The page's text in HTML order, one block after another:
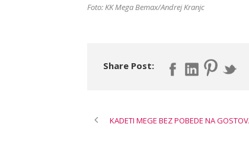
Foto: KK Mega Bemax/Andrej Kranjc
Share Post:
KADETI MEGE BEZ POBEDE NA